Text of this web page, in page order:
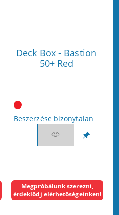
Deck Box - Bastion
50+ Red
Beszerzése bizonytalan
Megpróbálunk szerezni,
érdeklődj elérhetőségeinken!